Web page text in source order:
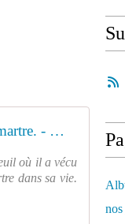
Gainsbourg et Montmartre. - Montmartre secret
où il a vécu
dans sa vie.